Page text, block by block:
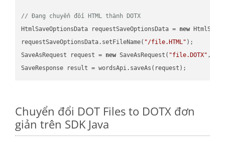
// Đang chuyển đổi HTML thành DOTX
HtmlSaveOptionsData requestSaveOptionsData = new
requestSaveOptionsData.setFileName( "/file.HTML" );
SaveAsRequest request = new SaveAsRequest( "file.DOTX"
Chuyển đổi DOT Files to DOTX đơn
giản trên SDK Java